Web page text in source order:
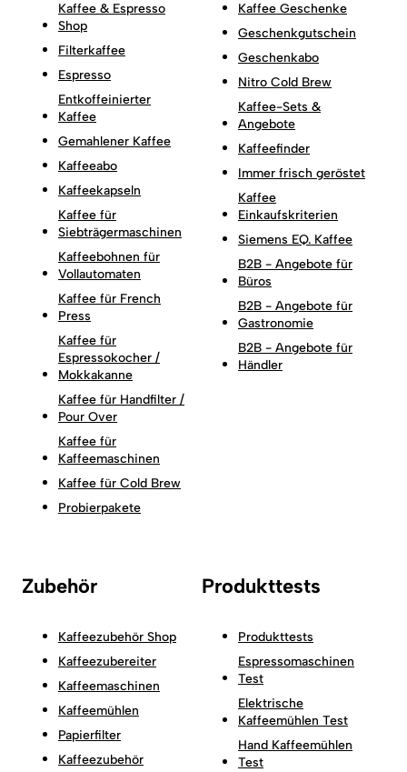
Kaffee & Espresso
Shop
Filterkaffee
Espresso
Entkoffeinierter
Kaffee
Gemahlener Kaffee
Kaffeeabo
Kaffeekapseln
Kaffee für
Siebträgermaschinen
Kaffeebohnen für
Vollautomaten
Kaffee für French
Press
Kaffee für
Espressokocher /
Mokkakanne
Kaffee für Handfilter /
Pour Over
Kaffee für
Kaffeemaschinen
Kaffee für Cold Brew
Probierpakete
Kaffee Geschenke
Geschenkgutschein
Geschenkabo
Nitro Cold Brew
Kaffee-Sets &
Angebote
Kaffeefinder
Immer frisch geröstet
Kaffee
Einkaufskriterien
Siemens EQ. Kaffee
B2B - Angebote für
Büros
B2B - Angebote für
Gastronomie
B2B - Angebote für
Händler
Zubehör
Kaffeezubehör Shop
Kaffeezubereiter
Kaffeemaschinen
Kaffeemühlen
Papierfilter
Kaffeezubehör
Produkttests
Produkttests
Espressomaschinen
Test
Elektrische
Kaffeemühlen Test
Hand Kaffeemühlen
Test